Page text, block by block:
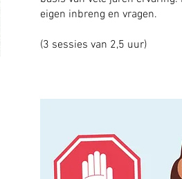
eigen inbreng en vragen.
(3 sessies van 2,5 uur)